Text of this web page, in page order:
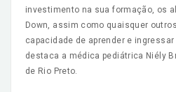
investimento na sua formação, os
Down, assim como quaisquer
capacidade de aprender e ingressar
destaca a médica pediátrica Niély
de Rio Preto.